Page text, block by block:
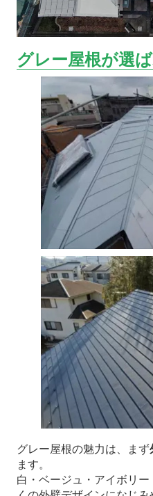
グレー屋根が選
グレー屋根の魅力は、まず
ます。
白・ベージュ・アイボリ